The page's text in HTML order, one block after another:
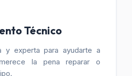
Técnico
y experta para ayudarte a
la pena reparar o